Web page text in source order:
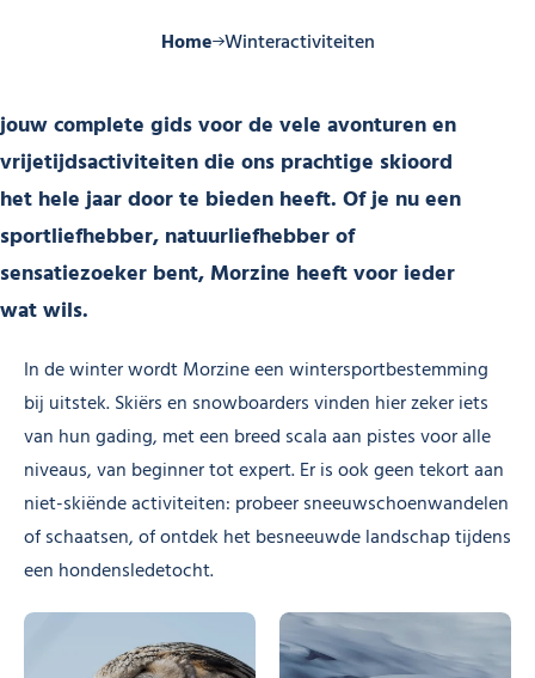
Home Winteractiviteiten
jouw complete gids voor de vele avonturen en
vrijetijdsactiviteiten die ons prachtige skioord
het hele jaar door te bieden heeft. Of je nu een
sportliefhebber, natuurliefhebber of
sensatiezoeker bent, Morzine heeft voor ieder
wat wils.
In de winter wordt Morzine een wintersportbestemming
bij uitstek. Skiërs en snowboarders vinden hier zeker iets
van hun gading, met een breed scala aan pistes voor alle
niveaus, van beginner tot expert. Er is ook geen tekort aan
niet-skiënde activiteiten: probeer sneeuwschoenwandelen
of schaatsen, of ontdek het besneeuwde landschap tijdens
een hondensledetocht.